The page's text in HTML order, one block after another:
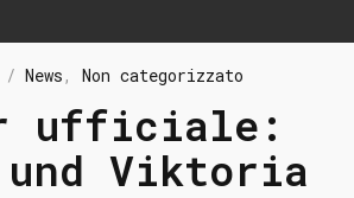
/ News, Non categorizzato
ufficiale:
Viktoria